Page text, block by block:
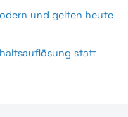
und gelten heute
statt